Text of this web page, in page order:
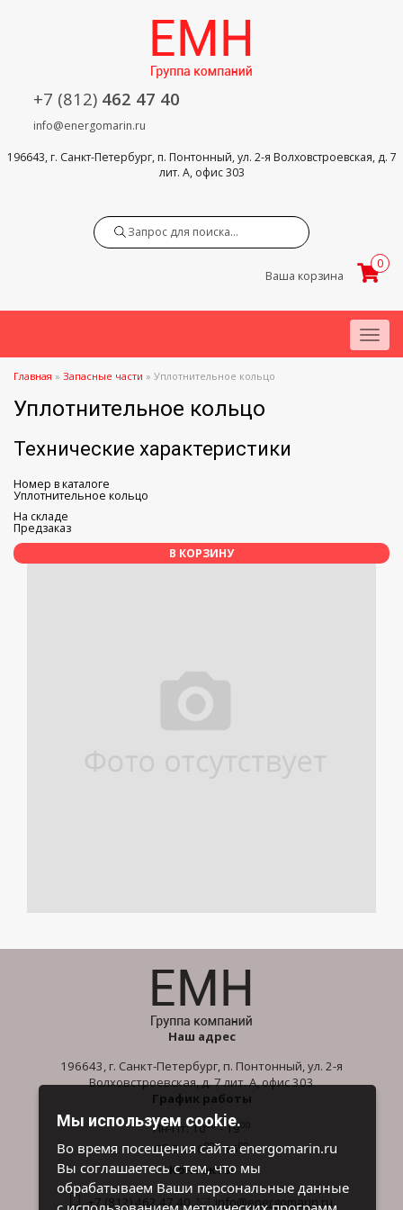
+7 (812) 462 47 40
info@energomarin.ru
196643, г. Санкт-Петербург, п. Понтонный, ул. 2-я Волховстроевская, д. 7
лит. А, офис 303
Ваша корзина
0
Menu
Главная » Запасные части » Уплотнительное кольцо
Уплотнительное кольцо
Технические характеристики
Номер в каталоге
Уплотнительное кольцо
На складе
Предзаказ
В КОРЗИНУ
Наш адрес
196643, г. Санкт-Петербург, п. Понтонный, ул. 2-я
Волховстроевская, д. 7 лит. А, офис 303
График работы
Пн-Пт: 1000- 1900
Сб-Вс: 1000- 1600
Контакты
+7 (812) 462 47 40 info@energomarin.ru
Мы используем cookie.
Во время посещения сайта energomarin.ru
Вы соглашаетесь с тем, что мы
обрабатываем Ваши персональные данные